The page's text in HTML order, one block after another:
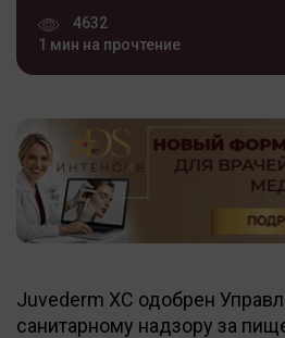
4632
1 мин на прочтение
Juvederm XC одобрен
санитарному надзору за